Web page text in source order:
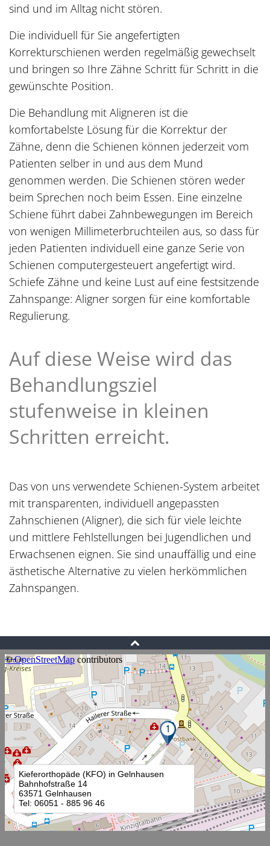
sind und im Alltag nicht stören.
Die individuell für Sie angefertigten
Korrekturschienen werden regelmäßig gewechselt
und bringen so Ihre Zähne Schritt für Schritt in die
gewünschte Position.
Die Behandlung mit Aligneren ist die
komfortabelste Lösung für die Korrektur der
Zähne, denn die Schienen können jederzeit vom
Patienten selber in und aus dem Mund
genommen werden. Die Schienen stören weder
beim Sprechen noch beim Essen. Eine einzelne
Schiene führt dabei Zahnbewegungen im Bereich
von wenigen Millimeterbruchteilen aus, so dass für
jeden Patienten individuell eine ganze Serie von
Schienen computergesteuert angefertigt wird.
Schiefe Zähne und keine Lust auf eine festsitzende
Zahnspange: Aligner sorgen für eine komfortable
Regulierung.
Auf diese Weise wird das
Behandlungsziel
stufenweise in kleinen
Schritten erreicht.
Das von uns verwendete Schienen-System arbeitet
mit transparenten, individuell angepassten
Zahnschienen (Aligner), die sich für viele leichte
und mittlere Fehlstellungen bei Jugendlichen und
Erwachsenen eignen. Sie sind unauffällig und eine
ästhetische Alternative zu vielen herkömmlichen
Zahnspangen.